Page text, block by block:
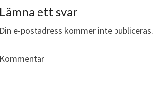
Lämna ett svar
Din e-postadress kommer inte publiceras.
Kommentar